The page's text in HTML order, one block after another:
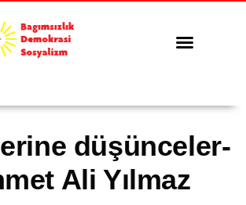
düşünceler-
Ali Yılmaz